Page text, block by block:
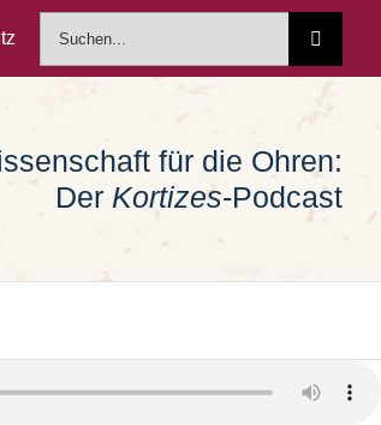
nach:
für die Ohren:
Der Kortizes-Podcast